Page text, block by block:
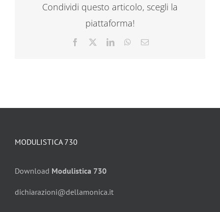
Condividi questo articolo, scegli la
piattaforma!
Facebook LinkedInWhatsApp
Email
MODULISTICA 730
Download Modulistica 730
dichiarazioni@dellamonica.it